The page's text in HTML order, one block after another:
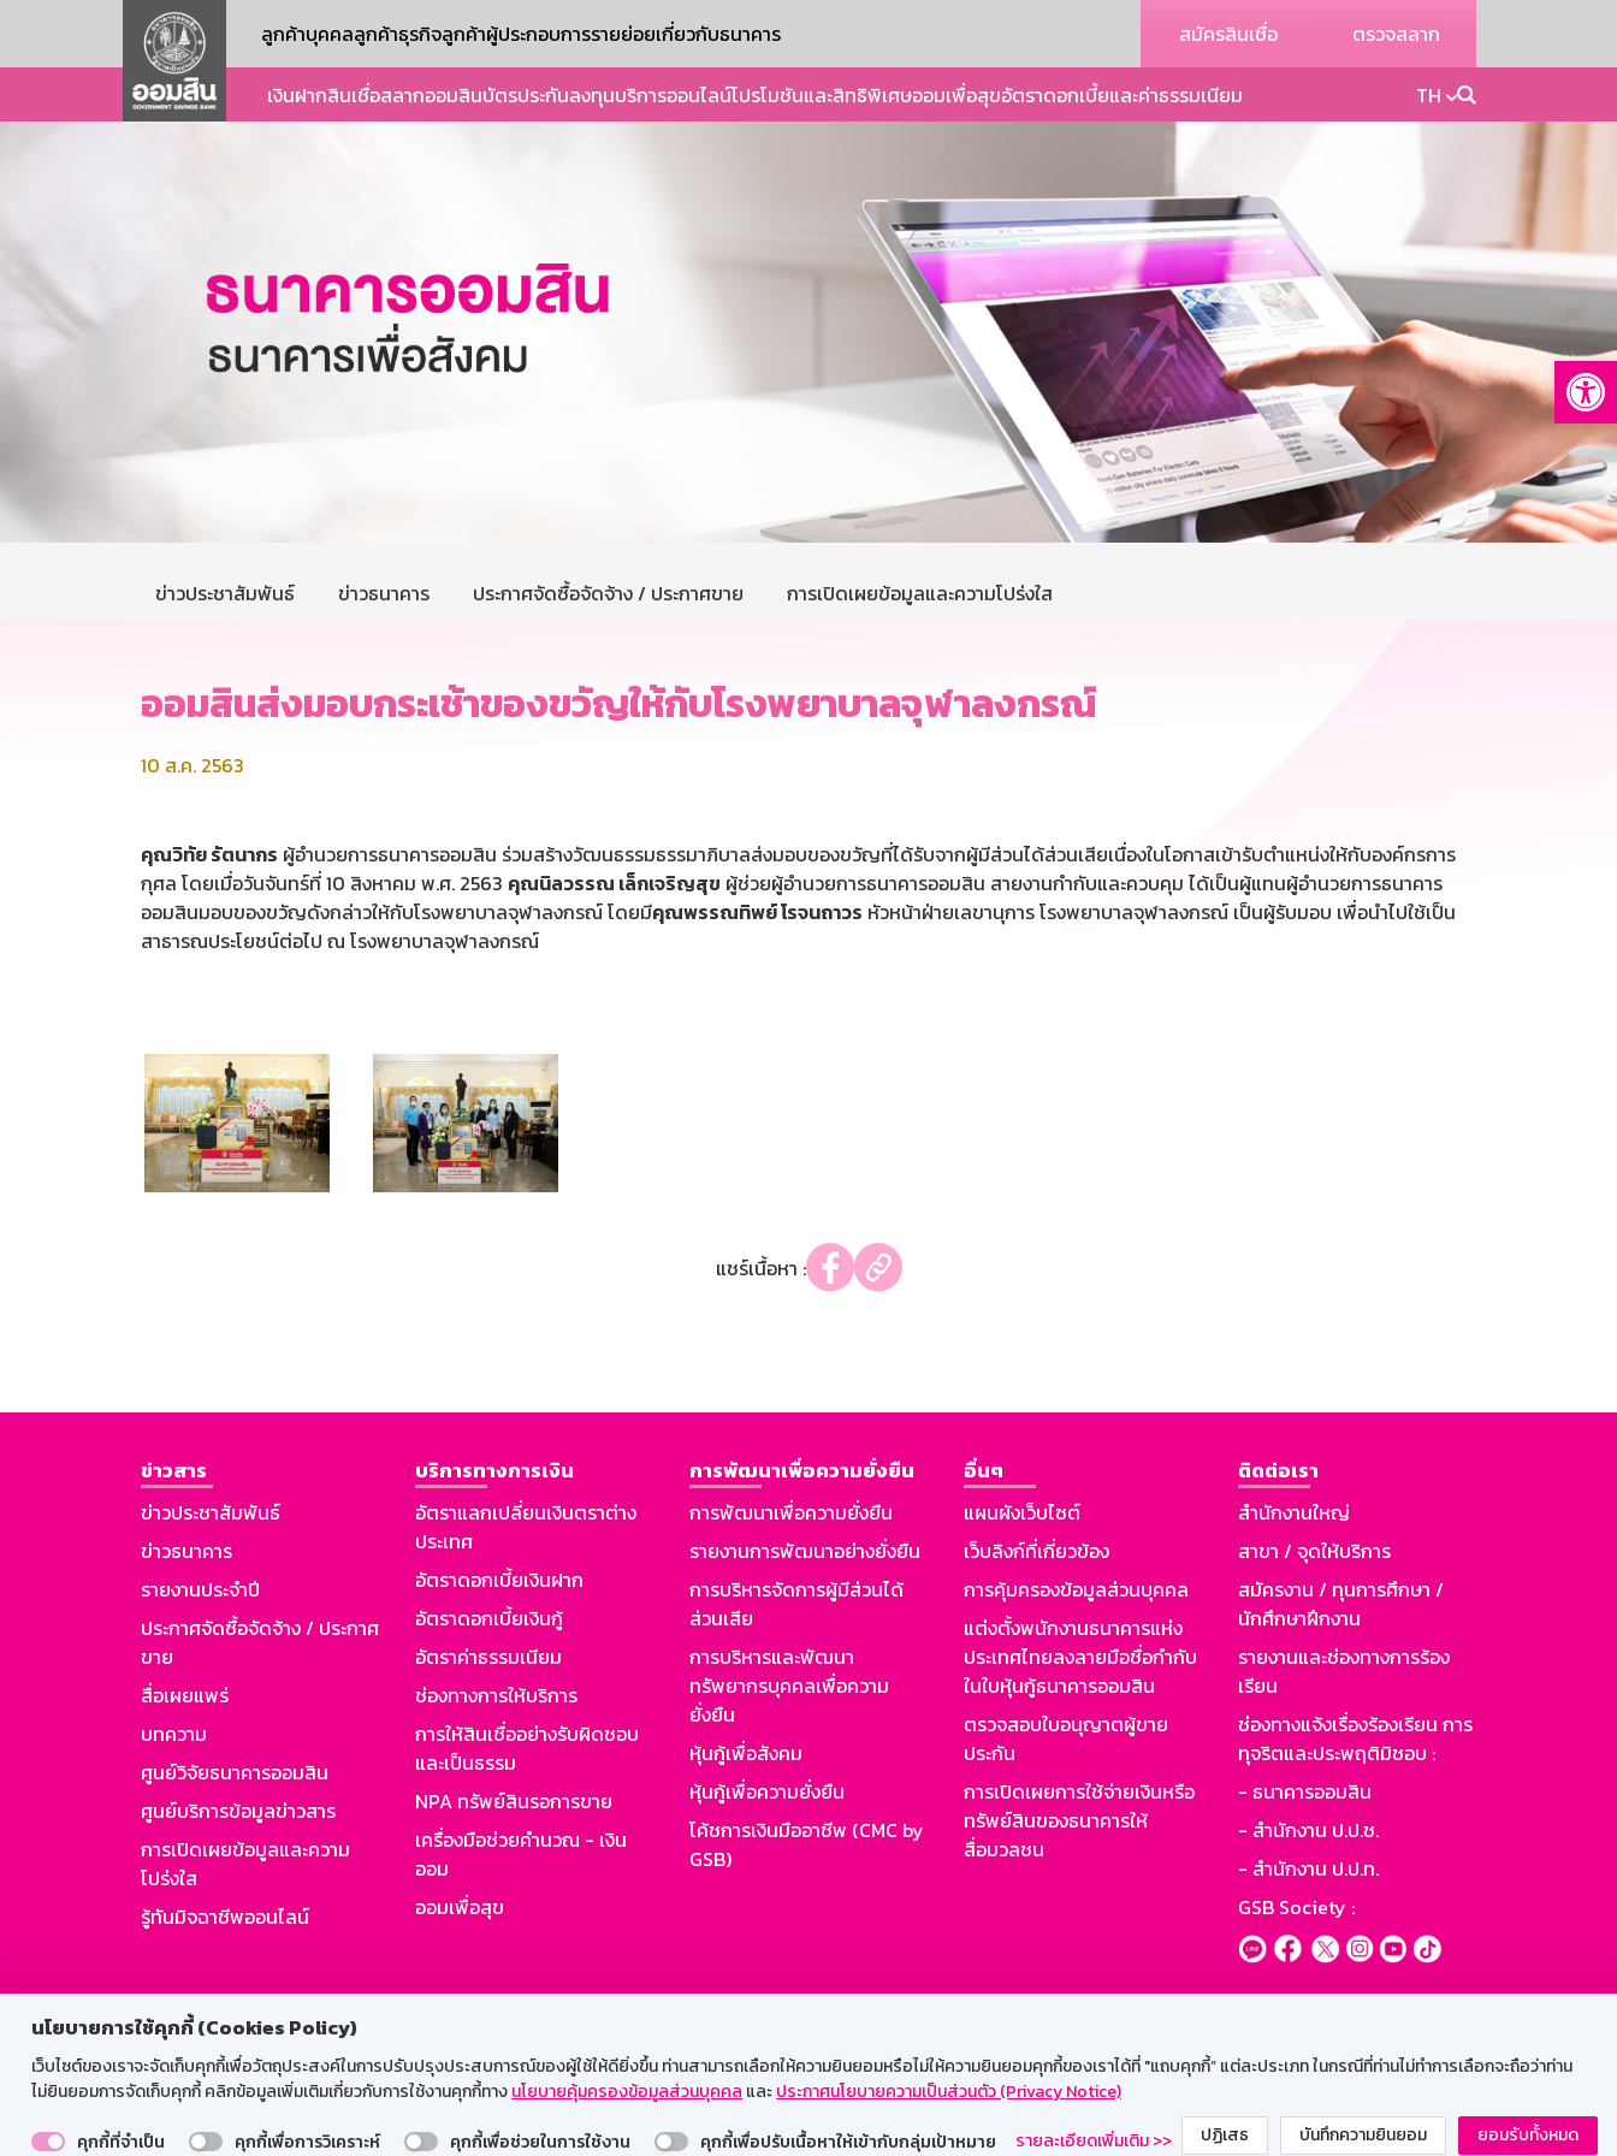
นโยบายการใช้คุกกี้ (Cookies Policy)
เว็บไซต์ของเราจะจัดเก็บคุกกี้เพื่อวัตถุประสงค์ในการปรับปรุงประสบการณ์ของผู้ใช้ให้ดียิ่งขึ้น ท่านสามารถเลือกให้ความยินยอมหรือไม่ให้ความยินยอมคุกกี้ของเราได้ที่ "แถบคุกกี้” แต่ละประเภท ในกรณีที่ท่านไม่ทำการเลือกจะถือว่าท่าน
ไม่ยินยอมการจัดเก็บคุกกี้ คลิกข้อมูลเพิ่มเติมเกี่ยวกับการใช้งานคุกกี้ทางนโยบายคุ้มครองข้อมูลส่วนบุคคล และประกาศนโยบายความเป็นส่วนตัว (Privacy Notice)
คุกกี้ที่จำเป็น
คุกกี้เพื่อการวิเคราะห์ คุกกี้เพื่อช่วยในการใช้งาน คุกกี้เพื่อปรับเนื้อหาให้เข้ากับกลุ่มเป้าหมาย รายละเอียดเพิ่มเติม >> ปฏิเสธ บันทึกความยินยอม ยอมรับทั้งหมด
ลูกค้าบุคคลลูกค้าธุรกิจลูกค้าผู้ประกอบการรายย่อยเกี่ยวกับธนาคาร สมัครสินเชื่อ ตรวจสลาก
เงินฝากสินเชื่อสลากออมสินบัตรประกันลงทุนบริการออนไลน์โปรโมชันและสิทธิพิเศษออมเพื่อสุขอัตราดอกเบี้ยและค่าธรรมเนียม TH
ข่าวประชาสัมพันธ์ ข่าวธนาคาร ประกาศจัดซื้อจัดจ้าง / ประกาศขาย การเปิดเผยข้อมูลและความโปร่งใส
ออมสินส่งมอบกระเช้าของขวัญให้กับโรงพยาบาลจุฬาลงกรณ์
10 ส.ค. 2563
คุณวิทัย รัตนากร ผู้อำนวยการธนาคารออมสิน ร่วมสร้างวัฒนธรรมธรรมาภิบาลส่งมอบของขวัญที่ได้รับจากผู้มีส่วนได้ส่วนเสียเนื่องในโอกาสเข้ารับตำแหน่งให้กับองค์กรการ
กุศล โดยเมื่อวันจันทร์ที่ 10 สิงหาคม พ.ศ. 2563 คุณนิลวรรณ เล็กเจริญสุข ผู้ช่วยผู้อำนวยการธนาคารออมสิน สายงานกำกับและควบคุม ได้เป็นผู้แทนผู้อำนวยการธนาคาร
ออมสินมอบของขวัญดังกล่าวให้กับโรงพยาบาลจุฬาลงกรณ์ โดยมีคุณพรรณทิพย์ โรจนถาวร หัวหน้าฝ่ายเลขานุการ โรงพยาบาลจุฬาลงกรณ์ เป็นผู้รับมอบ เพื่อนำไปใช้เป็น
สาธารณประโยชน์ต่อไป ณ โรงพยาบาลจุฬาลงกรณ์
แชร์เนื้อหา :
ข่าวสาร
ข่าวประชาสัมพันธ์
ข่าวธนาคาร
รายงานประจำปี
ประกาศจัดซื้อจัดจ้าง / ประกาศ
ขาย
สื่อเผยแพร่
บทความ
ศูนย์วิจัยธนาคารออมสิน
ศูนย์บริการข้อมูลข่าวสาร
การเปิดเผยข้อมูลและความ
โปร่งใส
รู้ทันมิจฉาชีพออนไลน์
บริการทางการเงิน
อัตราแลกเปลี่ยนเงินตราต่าง
ประเทศ
อัตราดอกเบี้ยเงินฝาก
อัตราดอกเบี้ยเงินกู้
อัตราค่าธรรมเนียม
ช่องทางการให้บริการ
การให้สินเชื่ออย่างรับผิดชอบ
และเป็นธรรม
NPA ทรัพย์สินรอการขาย
เครื่องมือช่วยคำนวณ - เงิน
ออม
ออมเพื่อสุข
การพัฒนาเพื่อความยั่งยืน
การพัฒนาเพื่อความยั่งยืน
รายงานการพัฒนาอย่างยั่งยืน
การบริหารจัดการผู้มีส่วนได้
ส่วนเสีย
การบริหารและพัฒนา
ทรัพยากรบุคคลเพื่อความ
ยั่งยืน
หุ้นกู้เพื่อสังคม
หุ้นกู้เพื่อความยั่งยืน
โค้ชการเงินมืออาชีพ (CMC by
GSB)
อื่นๆ
แผนผังเว็บไซต์
เว็บลิงก์ที่เกี่ยวข้อง
การคุ้มครองข้อมูลส่วนบุคคล
แต่งตั้งพนักงานธนาคารแห่ง
ประเทศไทยลงลายมือชื่อกำกับ
ในใบหุ้นกู้ธนาคารออมสิน
ตรวจสอบใบอนุญาตผู้ขาย
ประกัน
การเปิดเผยการใช้จ่ายเงินหรือ
ทรัพย์สินของธนาคารให้
สื่อมวลชน
ติดต่อเรา
สำนักงานใหญ่
สาขา / จุดให้บริการ
สมัครงาน / ทุนการศึกษา /
นักศึกษาฝึกงาน
รายงานและช่องทางการร้อง
เรียน
ช่องทางแจ้งเรื่องร้องเรียน การ
ทุจริตและประพฤติมิชอบ :
- ธนาคารออมสิน
- สำนักงาน ป.ป.ช.
- สำนักงาน ป.ป.ท.
GSB Society :
รองรับการใช้งานได้ดีบนเว็บบราวเซอร์